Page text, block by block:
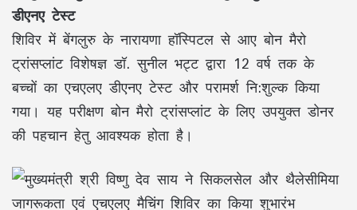
डीएनए टेस्ट
शिविर में बेंगलुरु के नारायणा हॉस्पिटल से आए बोन मैरो
ट्रांसप्लांट विशेषज्ञ डॉ. सुनील भट्ट द्वारा 12 वर्ष तक के
बच्चों का एचएलए डीएनए टेस्ट और परामर्श नि:शुल्क किया
गया। यह परीक्षण बोन मैरो ट्रांसप्लांट के लिए उपयुक्त डोनर
की पहचान हेतु आवश्यक होता है।